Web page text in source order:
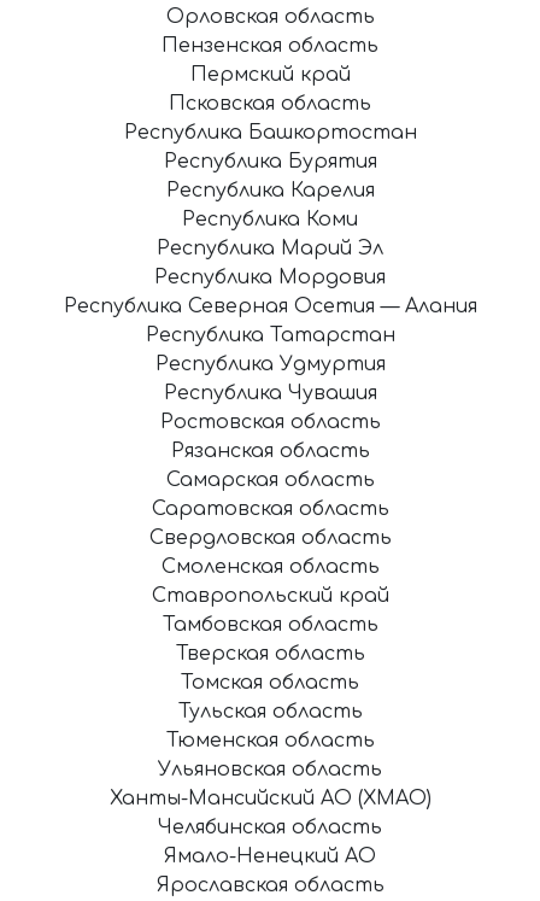
Орловская область
Пензенская область
Пермский край
Псковская область
Республика Башкортостан
Республика Бурятия
Республика Карелия
Республика Коми
Республика Марий Эл
Республика Мордовия
Республика Северная Осетия — Алания
Республика Татарстан
Республика Удмуртия
Республика Чувашия
Ростовская область
Рязанская область
Самарская область
Саратовская область
Свердловская область
Смоленская область
Ставропольский край
Тамбовская область
Тверская область
Томская область
Тульская область
Тюменская область
Ульяновская область
Ханты-Мансийский АО (ХМАО)
Челябинская область
Ямало-Ненецкий АО
Ярославская область